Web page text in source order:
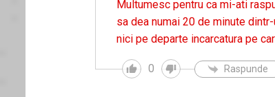
Multumesc pentru ca mi-ati
sa dea numai 20 de minute
nici pe departe incarcatura pe
0 Raspunde